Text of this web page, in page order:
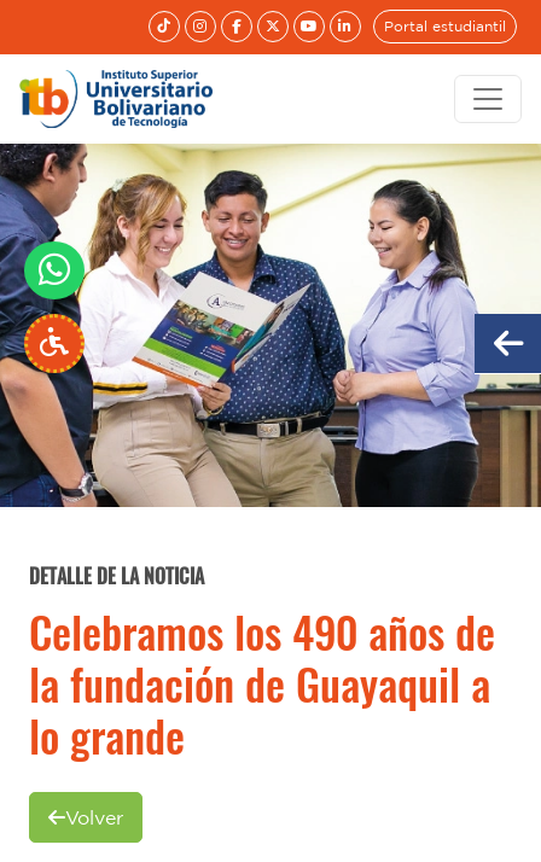
Portal estudiantil
DETALLE DE LA NOTICIA
Celebramos los 490 años de
la fundación de Guayaquil a
lo grande
Volver